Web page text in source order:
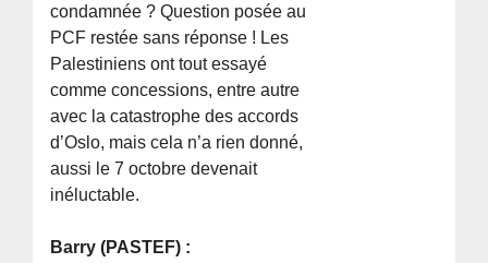
condamnée ? Question posée au
PCF restée sans réponse ! Les
Palestiniens ont tout essayé
comme concessions, entre autre
avec la catastrophe des accords
d’Oslo, mais cela n’a rien donné,
aussi le 7 octobre devenait
inéluctable.
Barry (PASTEF) :